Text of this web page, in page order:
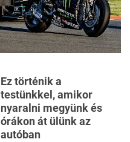
Ez történik a
testünkkel, amikor
nyaralni megyünk és
órákon át ülünk az
autóban